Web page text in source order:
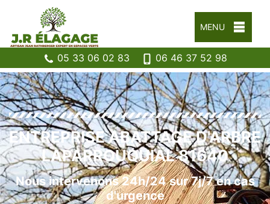
MENU
05 33 06 02 83 06 46 37 52 98
ENTREPRISE ABATTAGE D'ARBRE
LAPARROUQUIAL 81640
Nous intervenons 24h/24 sur 7j/7 en cas
d'urgence